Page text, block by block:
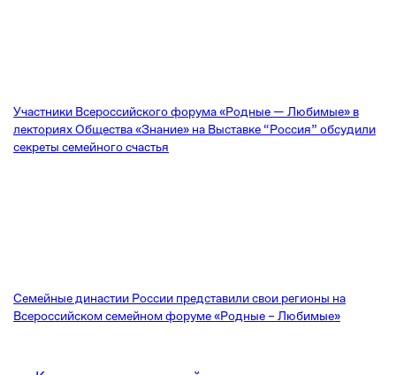
Участники Всероссийского форума «Родные — Любимые» в
лекториях Общества «Знание» на Выставке “Россия” обсудили
секреты семейного счастья
Семейные династии России представили свои регионы на
Всероссийском семейном форуме «Родные – Любимые»